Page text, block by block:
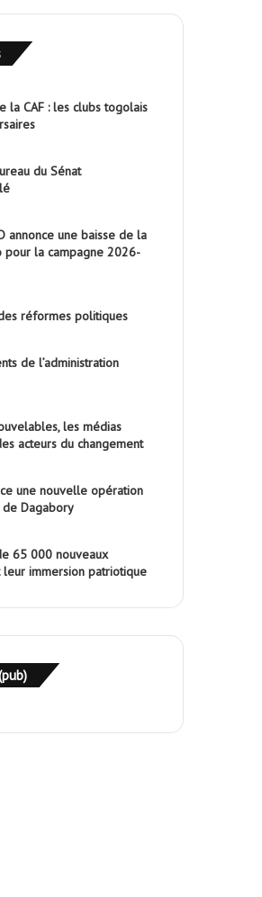
la CAF : les clubs togolais
du Sénat
annonce une baisse de la
pour la campagne 2026-
réformes politiques
de l’administration
les médias
acteurs du changement
une nouvelle opération
Dagabory
65 000 nouveaux
immersion patriotique